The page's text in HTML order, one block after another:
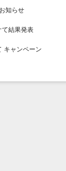
知らせ
て結果発表
キャンペーン